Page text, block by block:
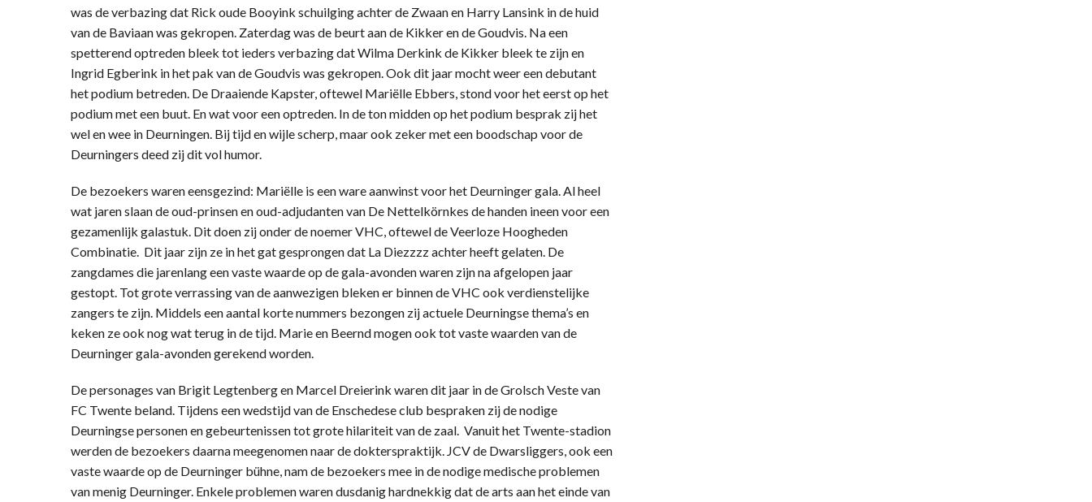
was de verbazing dat Rick oude Booyink schuilging achter de Zwaan en Harry Lansink in de huid
van de Baviaan was gekropen. Zaterdag was de beurt aan de Kikker en de Goudvis. Na een
spetterend optreden bleek tot ieders verbazing dat Wilma Derkink de Kikker bleek te zijn en
Ingrid Egberink in het pak van de Goudvis was gekropen. Ook dit jaar mocht weer een debutant
het podium betreden. De Draaiende Kapster, oftewel Mariëlle Ebbers, stond voor het eerst op het
podium met een buut. En wat voor een optreden. In de ton midden op het podium besprak zij het
wel en wee in Deurningen. Bij tijd en wijle scherp, maar ook zeker met een boodschap voor de
Deurningers deed zij dit vol humor.
De bezoekers waren eensgezind: Mariëlle is een ware aanwinst voor het Deurninger gala. Al heel
wat jaren slaan de oud-prinsen en oud-adjudanten van De Nettelkörnkes de handen ineen voor een
gezamenlijk galastuk. Dit doen zij onder de noemer VHC, oftewel de Veerloze Hoogheden
Combinatie. Dit jaar zijn ze in het gat gesprongen dat La Diezzzz achter heeft gelaten. De
zangdames die jarenlang een vaste waarde op de gala-avonden waren zijn na afgelopen jaar
gestopt. Tot grote verrassing van de aanwezigen bleken er binnen de VHC ook verdienstelijke
zangers te zijn. Middels een aantal korte nummers bezongen zij actuele Deurningse thema’s en
keken ze ook nog wat terug in de tijd. Marie en Beernd mogen ook tot vaste waarden van de
Deurninger gala-avonden gerekend worden.
De personages van Brigit Legtenberg en Marcel Dreierink waren dit jaar in de Grolsch Veste van
FC Twente beland. Tijdens een wedstijd van de Enschedese club bespraken zij de nodige
Deurningse personen en gebeurtenissen tot grote hilariteit van de zaal. Vanuit het Twente-stadion
werden de bezoekers daarna meegenomen naar de dokterspraktijk. JCV de Dwarsliggers, ook een
vaste waarde op de Deurninger bühne, nam de bezoekers mee in de nodige medische problemen
van menig Deurninger. Enkele problemen waren dusdanig hardnekkig dat de arts aan het einde van